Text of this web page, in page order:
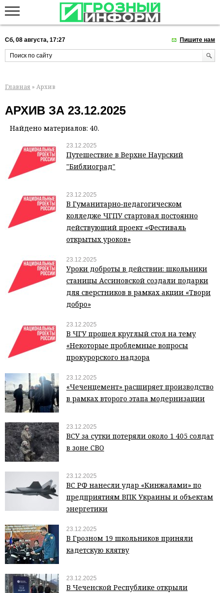
Сб, 08 августа, 17:27 Пишите нам
Главная » Архив
АРХИВ ЗА 23.12.2025
Найдено материалов: 40.
23.12.2025
Путешествие в Верхне Наурский
"Библиоград"
23.12.2025
В Гуманитарно‑педагогическом
колледже ЧГПУ стартовал постоянно
действующий проект «Фестиваль
открытых уроков»
23.12.2025
Уроки доброты в действии: школьники
станицы Ассиновской создали подарки
для сверстников в рамках акции «Твори
добро»
23.12.2025
В ЧГУ прошел круглый стол на тему
«Некоторые проблемные вопросы
прокурорского надзора
23.12.2025
«Чеченцемент» расширяет производство
в рамках второго этапа модернизации
23.12.2025
ВСУ за сутки потеряли около 1 405 солдат
в зоне СВО
23.12.2025
ВС РФ нанесли удар «Кинжалами» по
предприятиям ВПК Украины и объектам
энергетики
23.12.2025
В Грозном 19 школьников приняли
кадетскую клятву
23.12.2025
В Чеченской Республике открыли